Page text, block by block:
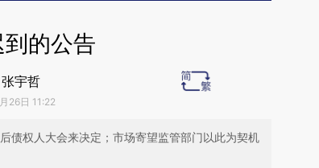
的公告
宇哲
26日 11:22
债权人大会来决定；市场寄望监管部门以此为契机